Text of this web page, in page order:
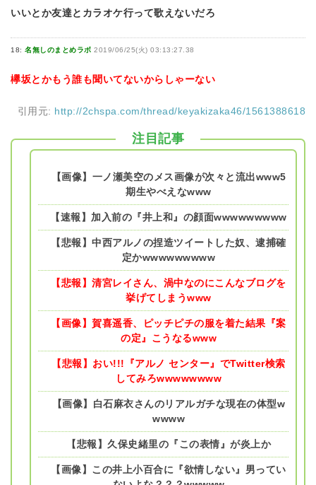
いいとか友達とカラオケ行って歌えないだろ
18: 名無しのまとめラボ 2019/06/25(火) 03:13:27.38
欅坂とかもう誰も聞いてないからしゃーない
引用元: http://2chspa.com/thread/keyakizaka46/1561388618
注目記事
【画像】一ノ瀬美空のメス画像が次々と流出www5
期生やべえなwww
【速報】加入前の『井上和』の顔面wwwwwwwww
【悲報】中西アルノの捏造ツイートした奴、逮捕確
定かwwwwwwwww
【悲報】清宮レイさん、渦中なのにこんなブログを
挙げてしまうwww
【画像】賀喜遥香、ピッチピチの服を着た結果『案
の定』こうなるwww
【悲報】おい!!!『アルノ センター』でTwitter検索
してみろwwwwwwww
【画像】白石麻衣さんのリアルガチな現在の体型w
wwww
【悲報】久保史緒里の『この表情』が炎上か
【画像】この井上小百合に『欲情しない』男ってい